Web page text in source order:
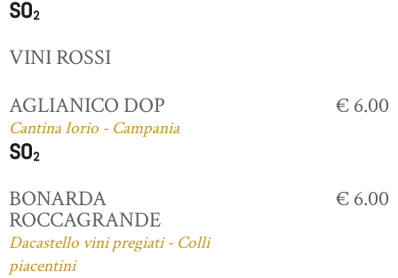
VINI ROSSI
AGLIANICO DOP
Cantina Iorio - Campania
€ 6.00
BONARDA
ROCCAGRANDE
Dacastello vini pregiati - Colli
piacentini
€ 6.00